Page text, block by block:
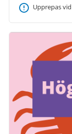
Upprepas